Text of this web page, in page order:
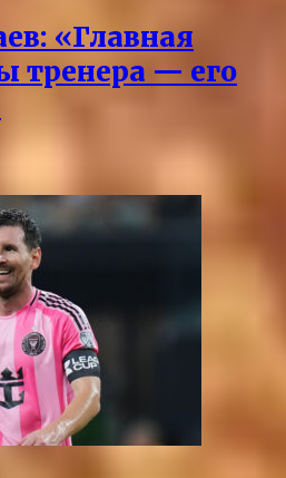
«Главная
тренера — его